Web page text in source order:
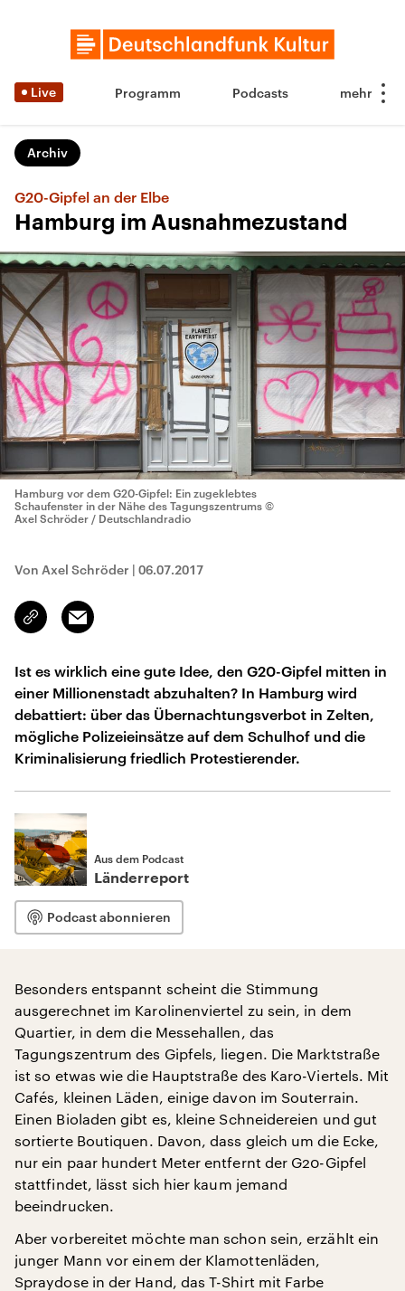
Live Programm Podcasts
Archiv
G20-Gipfel an der Elbe
Hamburg im Ausnahmezustand
Hamburg vor dem G20-Gipfel: Ein zugeklebtes
Schaufenster in der Nähe des Tagungszentrums ©
Axel Schröder / Deutschlandradio
Von Axel Schröder | 06.07.2017
Link
kopieren/teilen
Email
Ist es wirklich eine gute Idee, den G20-Gipfel mitten in
einer Millionenstadt abzuhalten? In Hamburg wird
debattiert: über das Übernachtungsverbot in Zelten,
mögliche Polizeieinsätze auf dem Schulhof und die
Kriminalisierung friedlich Protestierender.
Aus dem Podcast
Länderreport
Podcast abonnieren
Besonders entspannt scheint die Stimmung
ausgerechnet im Karolinenviertel zu sein, in dem
Quartier, in dem die Messehallen, das
Tagungszentrum des Gipfels, liegen. Die Marktstraße
ist so etwas wie die Hauptstraße des Karo-Viertels. Mit
Cafés, kleinen Läden, einige davon im Souterrain.
Einen Bioladen gibt es, kleine Schneidereien und gut
sortierte Boutiquen. Davon, dass gleich um die Ecke,
nur ein paar hundert Meter entfernt der G20-Gipfel
stattfindet, lässt sich hier kaum jemand
beeindrucken.
Aber vorbereitet möchte man schon sein, erzählt ein
junger Mann vor einem der Klamottenläden,
Spraydose in der Hand, das T-Shirt mit Farbe